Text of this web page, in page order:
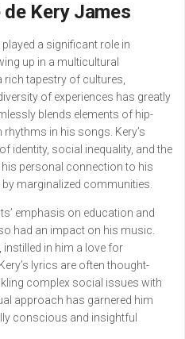
Kery James
a significant role in
up in a multicultural
tapestry of cultures,
of experiences has greatly
blends elements of hip-
in his songs. Kery’s
identity, social inequality, and the
personal connection to his
marginalized communities.
emphasis on education and
had an impact on his music.
in him a love for
lyrics are often thought-
complex social issues with
approach has garnered him
conscious and insightful